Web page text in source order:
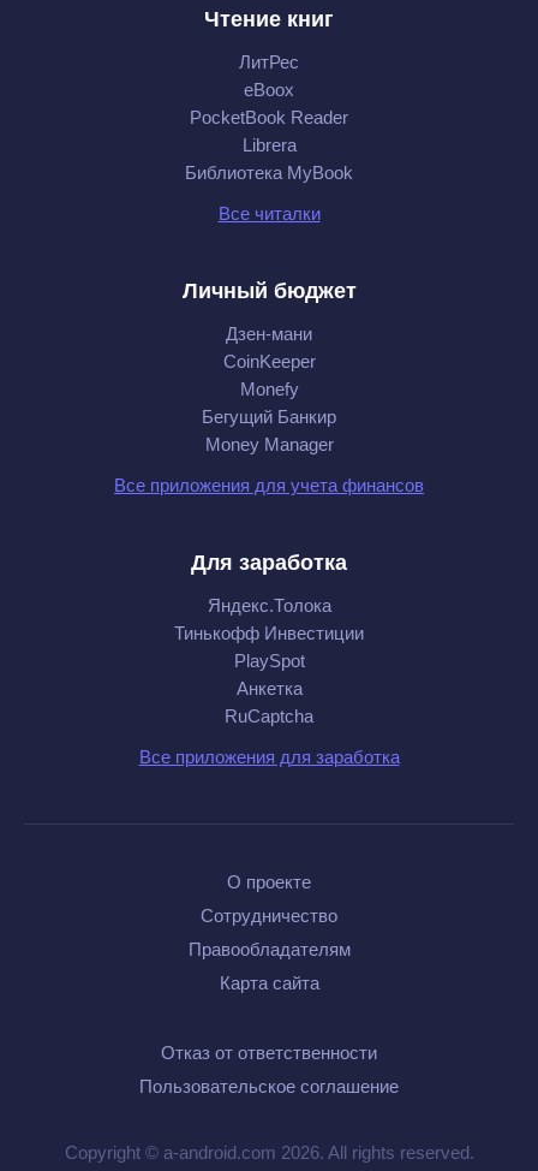
Чтение книг
ЛитРес
eBoox
PocketBook Reader
Librera
Библиотека MyBook
Все читалки
Личный бюджет
Дзен-мани
CoinKeeper
Monefy
Бегущий Банкир
Money Manager
Все приложения для учета финансов
Для заработка
Яндекс.Толока
Тинькофф Инвестиции
PlaySpot
Анкетка
RuCaptcha
Все приложения для заработка
О проекте
Сотрудничество
Правообладателям
Карта сайта
Отказ от ответственности
Пользовательское соглашение
Copyright © a-android.com 2026. All rights reserved.